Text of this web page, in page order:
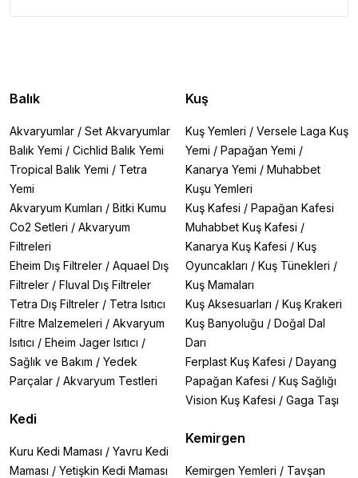
Balık
Akvaryumlar / Set Akvaryumlar
Balık Yemi / Cichlid Balık Yemi
Tropical Balık Yemi / Tetra
Yemi
Akvaryum Kumları / Bitki Kumu
Co2 Setleri / Akvaryum
Filtreleri
Eheim Dış Filtreler / Aquael Dış
Filtreler / Fluval Dış Filtreler
Tetra Dış Filtreler / Tetra Isıtıcı
Filtre Malzemeleri / Akvaryum
Isıtıcı / Eheim Jager Isıtıcı /
Sağlık ve Bakım / Yedek
Parçalar / Akvaryum Testleri
Kedi
Kuru Kedi Maması / Yavru Kedi
Maması / Yetişkin Kedi Maması
Kuş
Kuş Yemleri / Versele Laga Kuş
Yemi / Papağan Yemi /
Kanarya Yemi / Muhabbet
Kuşu Yemleri
Kuş Kafesi / Papağan Kafesi
Muhabbet Kuş Kafesi /
Kanarya Kuş Kafesi / Kuş
Oyuncakları / Kuş Tünekleri /
Kuş Mamaları
Kuş Aksesuarları / Kuş Krakeri
Kuş Banyoluğu / Doğal Dal
Darı
Ferplast Kuş Kafesi / Dayang
Papağan Kafesi / Kuş Sağlığı
Vision Kuş Kafesi / Gaga Taşı
Kemirgen
Kemirgen Yemleri / Tavşan